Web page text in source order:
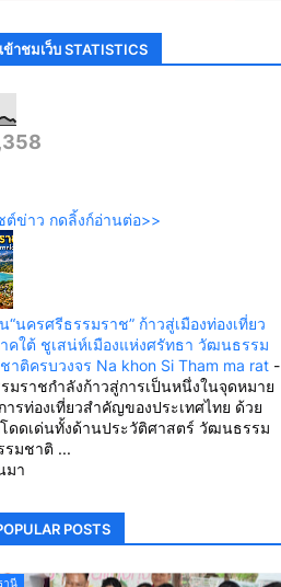
ข้าชมเว็บ STATISTICS
ต์ข่าว กดลิ้งก์อ่านต่อ>>
“นครศรีธรรมราช” ก้าวสู่เมืองท่องเที่ยว
คใต้ ชูเสน่ห์เมืองแห่งศรัทธา วัฒนธรรม
าติครบวงจร Na khon Si Tham ma rat -
มราชกำลังก้าวสู่การเป็นหนึ่งในจุดหมาย
ารท่องเที่ยวสำคัญของประเทศไทย ด้วย
ดดเด่นทั้งด้านประวัติศาสตร์ วัฒนธรรม
รมชาติ ...
มา
POSTS
านี